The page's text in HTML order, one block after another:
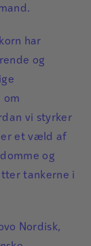
har
og
om
vi styrker
er et væld af
og
tankerne i
Nordisk,